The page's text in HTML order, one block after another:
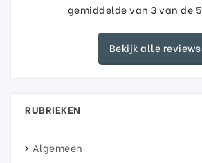
gemiddelde van 3van de 5
Bekijk alle reviews
RUBRIEKEN
Algemeen